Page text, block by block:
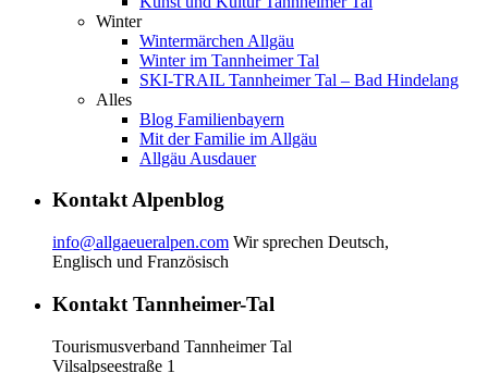
Winter
Wintermärchen Allgäu
Winter im Tannheimer Tal
SKI-TRAIL Tannheimer Tal – Bad Hindelang
Alles
Blog Familienbayern
Mit der Familie im Allgäu
Allgäu Ausdauer
Kontakt Alpenblog
info@allgaeueralpen.com Wir sprechen Deutsch,
Englisch und Französisch
Kontakt Tannheimer-Tal
Tourismusverband Tannheimer Tal
Vilsalpseestraße 1